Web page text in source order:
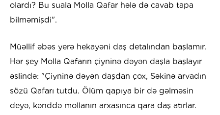
olardı? Bu suala Molla Qafar hələ də cavab tapa
bilməmişdi".
Müəllif əbəs yerə hekayəni daş detalından başlamır.
Hər şey Molla Qafarın çiyninə dəyən daşla başlayır
əslində: "Çiyninə dəyən daşdan çox, Səkinə arvadın
sözü Qafarı tutdu. Ölüm qapıya bir də gəlməsin
deyə, kənddə mollanın arxasınca qara daş atırlar.